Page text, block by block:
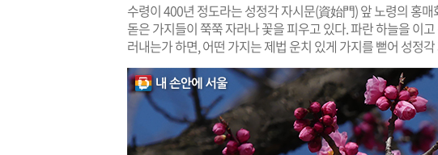
수령이 400년 정도라는 성정각 자시문(資始門) 앞 노령의 홍
돋은 가지들이 쭉쭉 자라나 꽃을 피우고 있다. 파란 하늘을 이
러내는가 하면, 어떤 가지는 제법 운치 있게 가지를 뻗어 성정